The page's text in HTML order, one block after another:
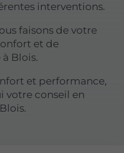
interventions.
faisons de votre
et de
Blois.
et performance,
votre conseil en